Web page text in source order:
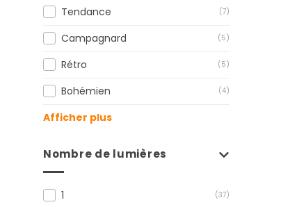
Tendance (7)
Campagnard (5)
Rétro (5)
Bohémien (4)
Afficher plus
Nombre de lumières
1 (37)